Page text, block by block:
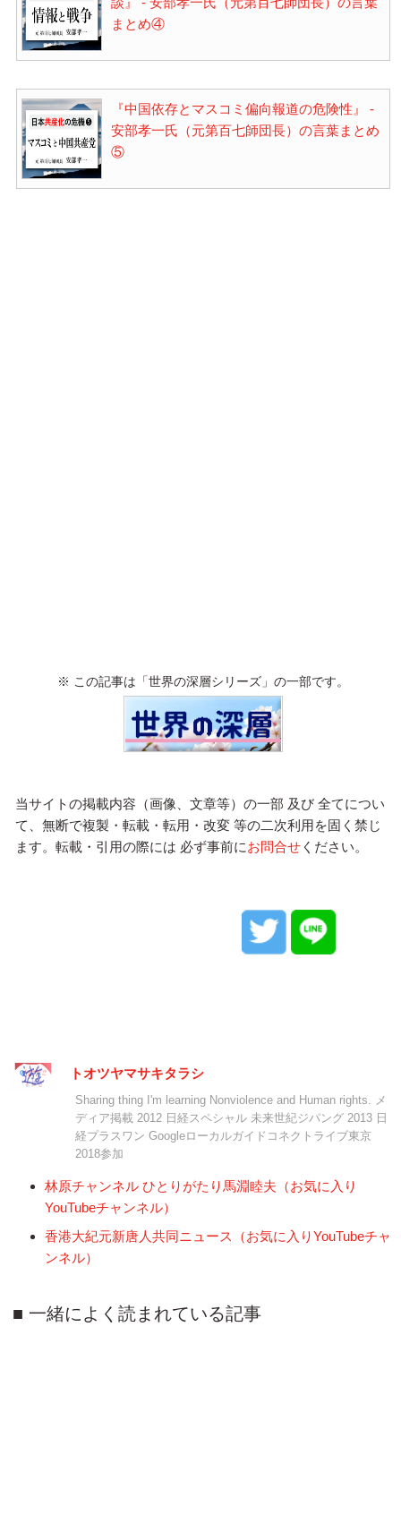
まとめ④
『中国依存とマスコミ偏向報道の危険性』 -
安部孝一氏（元第百七師団長）の言葉まとめ
⑤
※ この記事は「世界の深層シリーズ」の一部です。
当サイトの掲載内容（画像、文章等）の一部 及び 全てについ
て、無断で複製・転載・転用・改変 等の二次利用を固く禁じ
ます。転載・引用の際には 必ず事前にお問合せ ください。
トオツヤマサキタラシ
Sharing thing I'm learning Nonviolence and Human rights. メ
ディア掲載 2012 日経スペシャル 未来世紀ジパング 2013 日
経プラスワン Googleローカルガイドコネクトライブ東京
2018参加
林原チャンネル ひとりがたり馬淵睦夫（お気に入り
YouTubeチャンネル）
香港大紀元新唐人共同ニュース（お気に入りYouTubeチャ
ンネル）
一緒によく読まれている記事